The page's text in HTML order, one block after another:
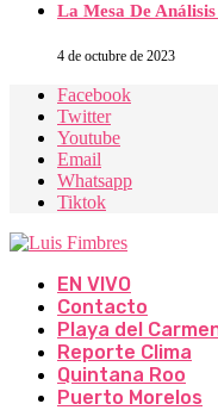
La Mesa De
4 de octubre de 2023
Facebook
Twitter
Youtube
Email
Whatsapp
Tiktok
EN VIVO
Contacto
Playa del
Reporte Clima
Quintana Roo
Puerto Morelos